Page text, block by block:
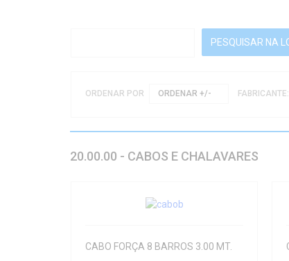
ORDENAR POR ORDENAR +/- FABRICANTE:
20.00.00 - CABOS E CHALAVARES
CABO FORÇA 8 BARROS 3.00 MT.